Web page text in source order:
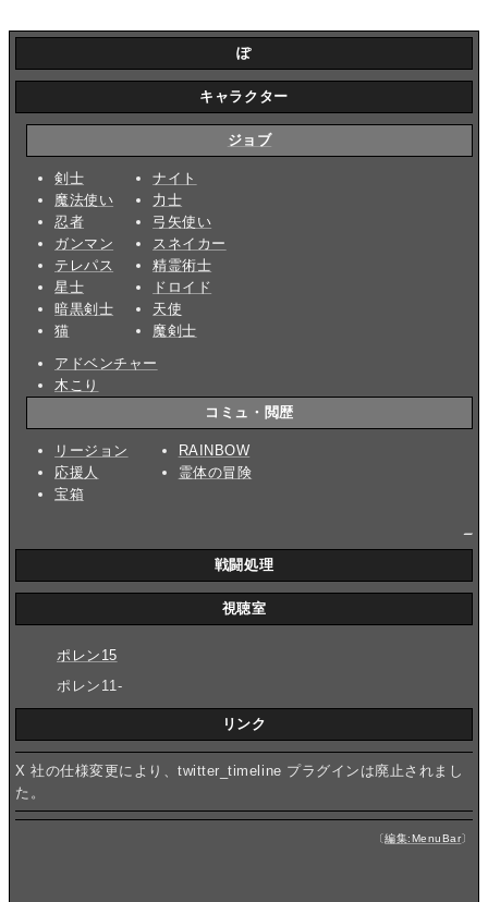
ぽ
キャラクター
ジョブ
剣士
魔法使い
忍者
ガンマン
テレパス
星士
暗黒剣士
猫
ナイト
力士
弓矢使い
スネイカー
精霊術士
ドロイド
天使
魔剣士
アドベンチャー
木こり
コミュ・閲歴
リージョン
応援人
宝箱
RAINBOW
霊体の冒険
戦闘処理
視聴室
ポレン15
ポレン11-
リンク
X 社の仕様変更により、twitter_timeline プラグインは廃止されまし
た。
〔編集:MenuBar